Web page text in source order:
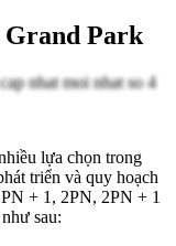
Grand Park
lựa chọn trong
triển và quy hoạch
+ 1, 2PN, 2PN + 1
sau: